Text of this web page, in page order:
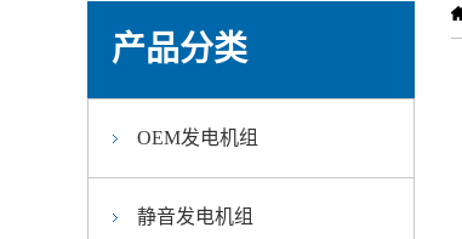
产品分类
OEM发电机组
静音发电机组